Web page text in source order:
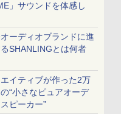
」サウンドを体感し
ーディオブランドに進
SHANLINGとは何者
イティブが作った2万
“小さなピュアオーデ
ピーカー”